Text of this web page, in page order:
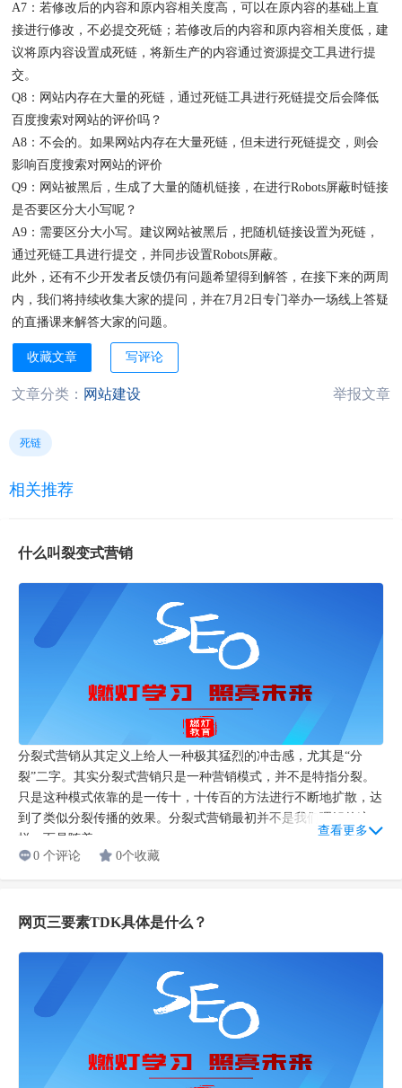
A7：若修改后的内容和原内容相关度高，可以在原内容的基础上直
接进行修改，不必提交死链；若修改后的内容和原内容相关度低，建
议将原内容设置成死链，将新生产的内容通过资源提交工具进行提
交。
Q8：网站内存在大量的死链，通过死链工具进行死链提交后会降低
百度搜索对网站的评价吗？
A8：不会的。如果网站内存在大量死链，但未进行死链提交，则会
影响百度搜索对网站的评价
Q9：网站被黑后，生成了大量的随机链接，在进行Robots屏蔽时链接
是否要区分大小写呢？
A9：需要区分大小写。建议网站被黑后，把随机链接设置为死链，
通过死链工具进行提交，并同步设置Robots屏蔽。
此外，还有不少开发者反馈仍有问题希望得到解答，在接下来的两周
内，我们将持续收集大家的提问，并在7月2日专门举办一场线上答疑
的直播课来解答大家的问题。
收藏文章 写评论
文章分类： 网站建设 举报文章
死链
相关推荐
什么叫裂变式营销
分裂式营销从其定义上给人一种极其猛烈的冲击感，尤其是“分
裂”二字。其实分裂式营销只是一种营销模式，并不是特指分裂。
只是这种模式依靠的是一传十，十传百的方法进行不断地扩散，达
到了类似分裂传播的效果。分裂式营销最初并不是我们理解的这
样，而是随着...
查看更多
0 个评论
0个收藏
网页三要素TDK具体是什么？